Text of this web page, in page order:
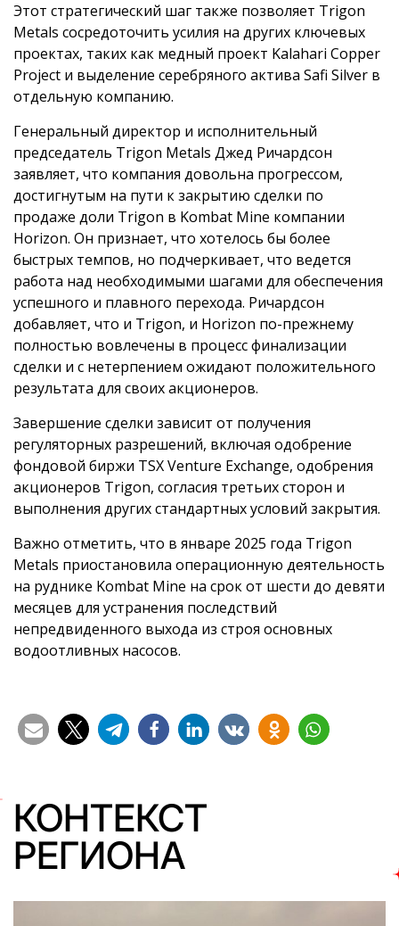
Этот стратегический шаг также позволяет Trigon
Metals сосредоточить усилия на других ключевых
проектах, таких как медный проект Kalahari Copper
Project и выделение серебряного актива Safi Silver в
отдельную компанию.
Генеральный директор и исполнительный
председатель Trigon Metals Джед Ричардсон
заявляет, что компания довольна прогрессом,
достигнутым на пути к закрытию сделки по
продаже доли Trigon в Kombat Mine компании
Horizon. Он признает, что хотелось бы более
быстрых темпов, но подчеркивает, что ведется
работа над необходимыми шагами для обеспечения
успешного и плавного перехода. Ричардсон
добавляет, что и Trigon, и Horizon по-прежнему
полностью вовлечены в процесс финализации
сделки и с нетерпением ожидают положительного
результата для своих акционеров.
Завершение сделки зависит от получения
регуляторных разрешений, включая одобрение
фондовой биржи TSX Venture Exchange, одобрения
акционеров Trigon, согласия третьих сторон и
выполнения других стандартных условий закрытия.
Важно отметить, что в январе 2025 года Trigon
Metals приостановила операционную деятельность
на руднике Kombat Mine на срок от шести до девяти
месяцев для устранения последствий
непредвиденного выхода из строя основных
водоотливных насосов.
КОНТЕКСТ
РЕГИОНА